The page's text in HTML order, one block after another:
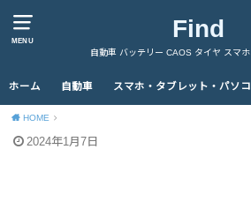
MENU Find
自動車 バッテリー CAOS タイヤ スマ
ホーム 自動車 スマホ・タブレット・パソ
HOME
2024年1月7日